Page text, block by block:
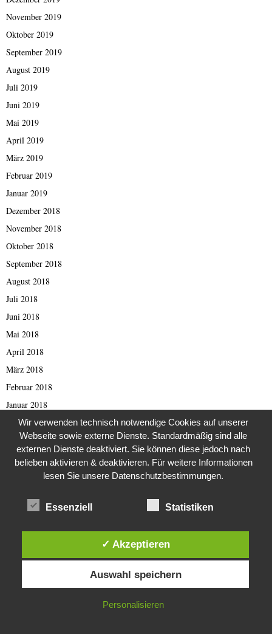
November 2019
Oktober 2019
September 2019
August 2019
Juli 2019
Juni 2019
Mai 2019
April 2019
März 2019
Februar 2019
Januar 2019
Dezember 2018
November 2018
Oktober 2018
September 2018
August 2018
Juli 2018
Juni 2018
Mai 2018
April 2018
März 2018
Februar 2018
Januar 2018
Dezember 2017
November 2017
Oktober 2017
September 2017
Juli 2017
April 2017
Diese Website verwendet Cookies. Durch die weitere Nutzung dieser
Website stimmst du der Verwendung von Cookies zu.
IN ORDNUNG
Wir verwenden technisch notwendige Cookies auf unserer
Webseite sowie externe Dienste. Standardmäßig sind alle
externen Dienste deaktiviert. Sie können diese jedoch nach
belieben aktivieren & deaktivieren. Für weitere Informationen
lesen Sie unsere Datenschutzbestimmungen.
Essenziell Statistiken
✓ Akzeptieren
Auswahl speichern
Personalisieren